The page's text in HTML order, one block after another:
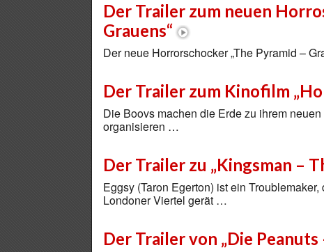
Der Trailer zum neuen
Grauens“
Der neue Horrorschocker „The Pyramid –
Der Trailer zum Kinofilm
Die Boovs machen die Erde zu ihrem
organisieren …
Der Trailer zu „Kingsman –
Eggsy (Taron Egerton) ist ein
Londoner Viertel gerät …
Der Trailer von „Die Peanuts